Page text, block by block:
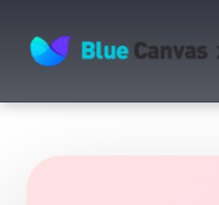
BLUECANVAS